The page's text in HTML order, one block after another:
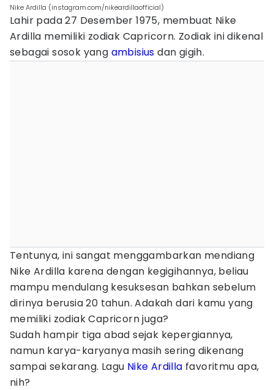
Nike Ardilla (instagram.com/nikeardillaofficial)
Lahir pada 27 Desember 1975, membuat Nike
Ardilla memiliki zodiak Capricorn. Zodiak ini dikenal
sebagai sosok yang ambisius dan gigih.
Tentunya, ini sangat menggambarkan mendiang
Nike Ardilla karena dengan kegigihannya, beliau
mampu mendulang kesuksesan bahkan sebelum
dirinya berusia 20 tahun. Adakah dari kamu yang
memiliki zodiak Capricorn juga?
Sudah hampir tiga abad sejak kepergiannya,
namun karya-karyanya masih sering dikenang
sampai sekarang. Lagu Nike Ardilla favoritmu apa,
nih?